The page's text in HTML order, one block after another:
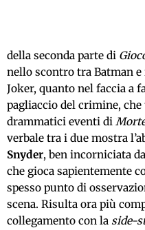
della seconda parte di
nello scontro tra Batman
Joker, quanto nel faccia a
pagliaccio del crimine,
drammatici eventi di
verbale tra i due mostra
Snyder, ben incorniciata
che gioca sapientemente
spesso punto di
scena. Risulta ora più
collegamento con la side-